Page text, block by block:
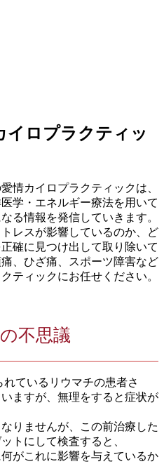
イロプラクティッ
情カイロプラクティックは、
学・エネルギー療法を用いて
る情報を発信していきます。
レスが影響しているのか、ど
確に見つけ出して取り除いて
、ひざ痛、スポーツ障害など
ティックにお任せください。
不思議
れているリウマチの患者さ
ますが、無理をすると症状が
りませんが、この前治療した
トにして検査すると、
がこれに影響を与えているか